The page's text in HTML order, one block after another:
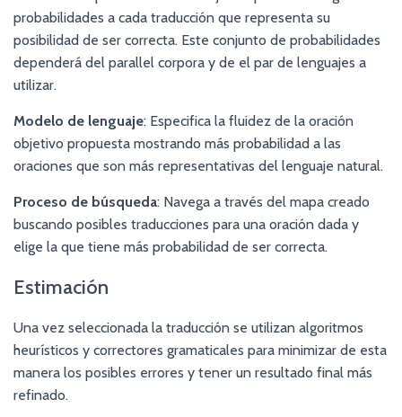
probabilidades a cada traducción que representa su
posibilidad de ser correcta. Este conjunto de probabilidades
dependerá del parallel corpora y de el par de lenguajes a
utilizar.
Modelo de lenguaje: Especifica la fluidez de la oración
objetivo propuesta mostrando más probabilidad a las
oraciones que son más representativas del lenguaje natural.
Proceso de búsqueda: Navega a través del mapa creado
buscando posibles traducciones para una oración dada y
elige la que tiene más probabilidad de ser correcta.
Estimación
Una vez seleccionada la traducción se utilizan algoritmos
heurísticos y correctores gramaticales para minimizar de esta
manera los posibles errores y tener un resultado final más
refinado.